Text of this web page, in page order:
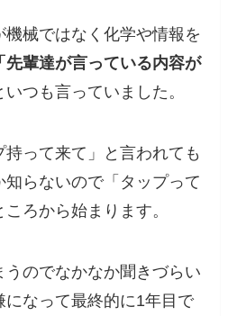
機械ではなく化学や情報を
「先輩達が言っている内容が
いつも言っていました。
って来て」と言われても
らないので「タップって
ろから始まります。
のでなかなか聞きづらい
になって最終的に1年目で